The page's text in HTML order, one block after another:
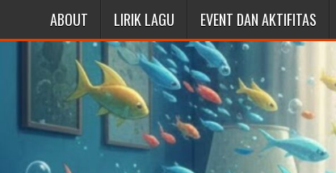
ABOUT LIRIK LAGU EVENT DAN AKTIFITAS